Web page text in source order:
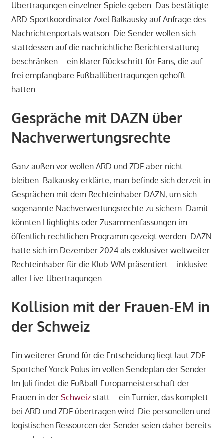
Übertragungen einzelner Spiele geben. Das bestätigte
ARD-Sportkoordinator Axel Balkausky auf Anfrage des
Nachrichtenportals watson. Die Sender wollen sich
stattdessen auf die nachrichtliche Berichterstattung
beschränken – ein klarer Rückschritt für Fans, die auf
frei empfangbare Fußballübertragungen gehofft
hatten.
Gespräche mit DAZN über
Nachverwertungsrechte
Ganz außen vor wollen ARD und ZDF aber nicht
bleiben. Balkausky erklärte, man befinde sich derzeit in
Gesprächen mit dem Rechteinhaber DAZN, um sich
sogenannte Nachverwertungsrechte zu sichern. Damit
könnten Highlights oder Zusammenfassungen im
öffentlich-rechtlichen Programm gezeigt werden. DAZN
hatte sich im Dezember 2024 als exklusiver weltweiter
Rechteinhaber für die Klub-WM präsentiert – inklusive
aller Live-Übertragungen.
Kollision mit der Frauen-EM in
der Schweiz
Ein weiterer Grund für die Entscheidung liegt laut ZDF-
Sportchef Yorck Polus im vollen Sendeplan der Sender.
Im Juli findet die Fußball-Europameisterschaft der
Frauen in der Schweizstatt – ein Turnier, das komplett
bei ARD und ZDF übertragen wird. Die personellen und
logistischen Ressourcen der Sender seien daher bereits